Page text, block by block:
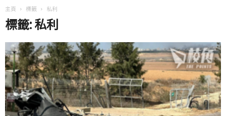
主頁 標籤 私利
標籤: 私利